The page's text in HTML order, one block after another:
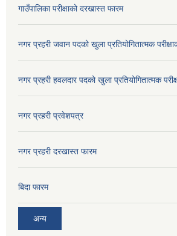
गाउँपालिका परीक्षाको दरखास्त फारम
नगर प्रहरी जवान पदको खुला प्रतियोगितात्मक
नगर प्रहरी हवलदार पदको खुला प्रतियोगितात्मक
नगर प्रहरी प्रवेशपत्र
नगर प्रहरी दरखास्त फारम
बिदा फारम
अन्य